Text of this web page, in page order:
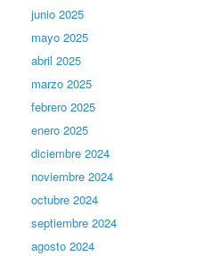
junio 2025
mayo 2025
abril 2025
marzo 2025
febrero 2025
enero 2025
diciembre 2024
noviembre 2024
octubre 2024
septiembre 2024
agosto 2024